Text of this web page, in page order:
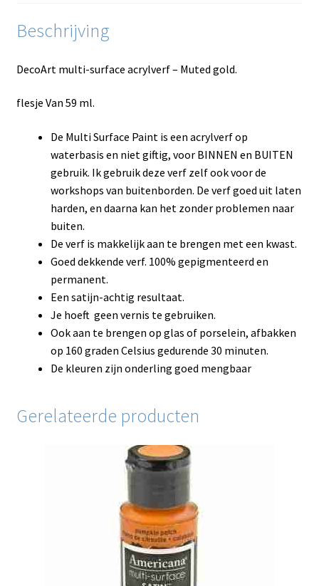
Beschrijving
DecoArt multi-surface acrylverf – Muted gold.
flesje Van 59 ml.
De Multi Surface Paint is een acrylverf op
waterbasis en niet giftig, voor BINNEN en BUITEN
gebruik. Ik gebruik deze verf zelf ook voor de
workshops van buitenborden. De verf goed uit laten
harden, en daarna kan het zonder problemen naar
buiten.
De verf is makkelijk aan te brengen met een kwast.
Goed dekkende verf. 100% gepigmenteerd en
permanent.
Een satijn-achtig resultaat.
Je hoeft geen vernis te gebruiken.
Ook aan te brengen op glas of porselein, afbakken
op 160 graden Celsius gedurende 30 minuten.
De kleuren zijn onderling goed mengbaar
Gerelateerde producten